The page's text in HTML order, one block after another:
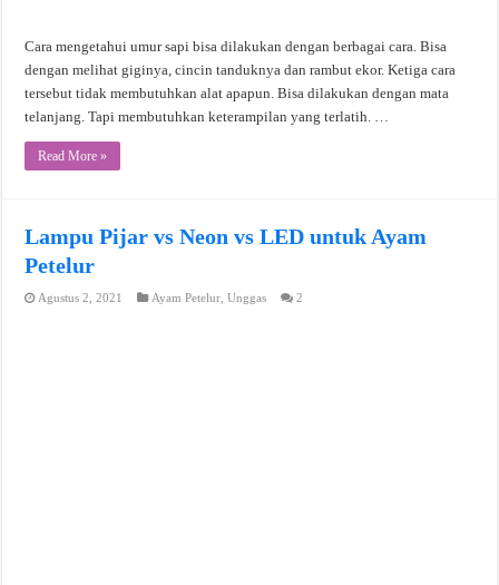
Cara mengetahui umur sapi bisa dilakukan dengan berbagai cara. Bisa
dengan melihat giginya, cincin tanduknya dan rambut ekor. Ketiga cara
tersebut tidak membutuhkan alat apapun. Bisa dilakukan dengan mata
telanjang. Tapi membutuhkan keterampilan yang terlatih. …
Read More »
Lampu Pijar vs Neon vs LED untuk Ayam
Petelur
Agustus 2, 2021 Ayam Petelur ,Unggas 2